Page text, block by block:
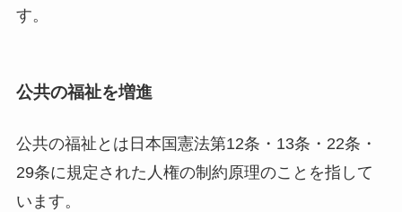
す。
公共の福祉を増進
公共の福祉とは日本国憲法第12条・13条・22条・
29条に規定された人権の制約原理のことを指して
います。